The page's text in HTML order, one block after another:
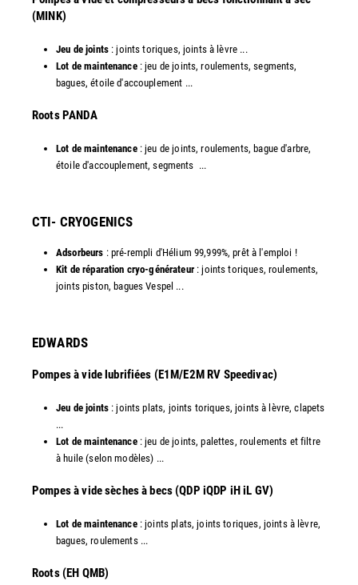
(MINK)
Jeu de joints: joints toriques, joints à lèvre ...
Lot de maintenance: jeu de joints, roulements, segments,
bagues, étoile d'accouplement ...
​Roots PANDA
Lot de maintenance: jeu de joints, roulements, bague d'arbre,
étoile d'accouplement, segments ...​
CTI- CRYOGENICS
Adsorbeurs : pré-rempli d'Hélium 99,999%, prêt à l'emploi !
Kit de réparation cryo-générateur: joints toriques, roulements,
joints piston, bagues Vespel ... ​
EDWARDS
Pompes à vide lubrifiées (E1M/E2M RV Speedivac)
Jeu de joints: joints plats, joints toriques, joints à lèvre, clapets
...
Lot de maintenance: jeu de joints, palettes, roulements et filtre
à huile (selon modèles) ...
​Pompes à vide sèches à becs (QDP iQDP iH iL GV)
Lot de maintenance: joints plats, joints toriques, joints à lèvre,
bagues, roulements ...
Roots (EH QMB)